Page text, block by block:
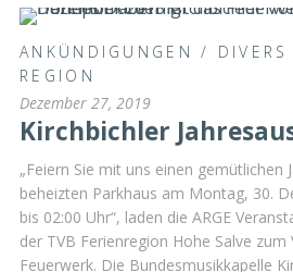
ANKÜNDIGUNGEN / DIVERS
REGION
Dezember 27, 2019
Kirchbichler
„Feiern Sie mit uns einen gemütlichen
beheizten Parkhaus am Montag, 30.
bis 02:00 Uhr“, laden die ARGE
der TVB Ferienregion Hohe Salve
Feuerwerk. Die Bundesmusikkapelle